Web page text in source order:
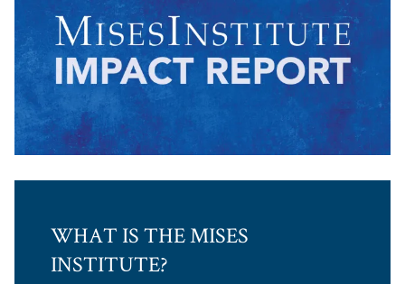
WHAT IS THE MISES
INSTITUTE?